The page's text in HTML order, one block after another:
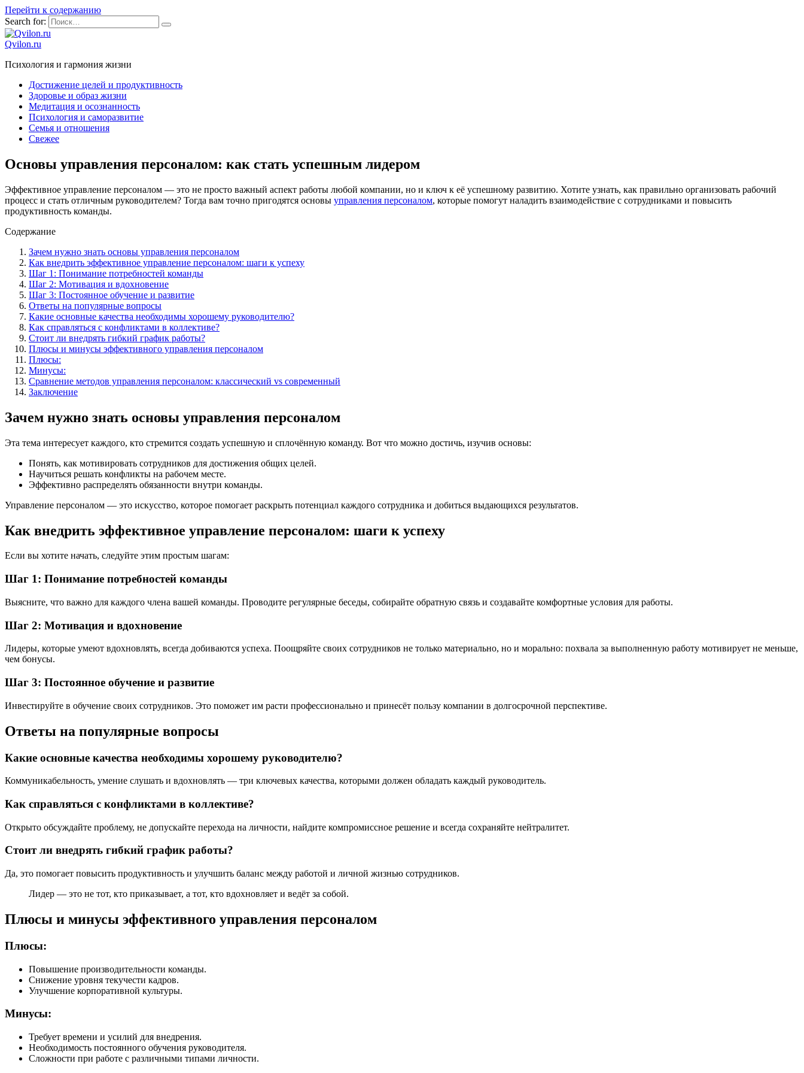
Перейти к содержанию
Search for:
Qvilon.ru
Психология и гармония жизни
Достижение целей и продуктивность
Здоровье и образ жизни
Медитация и осознанность
Психология и саморазвитие
Семья и отношения
Свежее
Основы управления персоналом: как стать успешным лидером
Эффективное управление персоналом — это не просто важный аспект работы любой компании, но и ключ к её успешному развитию. Хотите узнать, как правильно организовать рабочий
процесс и стать отличным руководителем? Тогда вам точно пригодятся основы управления персоналом, которые помогут наладить взаимодействие с сотрудниками и повысить
продуктивность команды.
Содержание
Зачем нужно знать основы управления персоналом
Как внедрить эффективное управление персоналом: шаги к успеху
Шаг 1: Понимание потребностей команды
Шаг 2: Мотивация и вдохновение
Шаг 3: Постоянное обучение и развитие
Ответы на популярные вопросы
Какие основные качества необходимы хорошему руководителю?
Как справляться с конфликтами в коллективе?
Стоит ли внедрять гибкий график работы?
Плюсы и минусы эффективного управления персоналом
Плюсы:
Минусы:
Сравнение методов управления персоналом: классический vs современный
Заключение
Зачем нужно знать основы управления персоналом
Эта тема интересует каждого, кто стремится создать успешную и сплочённую команду. Вот что можно достичь, изучив основы:
Понять, как мотивировать сотрудников для достижения общих целей.
Научиться решать конфликты на рабочем месте.
Эффективно распределять обязанности внутри команды.
Управление персоналом — это искусство, которое помогает раскрыть потенциал каждого сотрудника и добиться выдающихся результатов.
Как внедрить эффективное управление персоналом: шаги к успеху
Если вы хотите начать, следуйте этим простым шагам:
Шаг 1: Понимание потребностей команды
Выясните, что важно для каждого члена вашей команды. Проводите регулярные беседы, собирайте обратную связь и создавайте комфортные условия для работы.
Шаг 2: Мотивация и вдохновение
Лидеры, которые умеют вдохновлять, всегда добиваются успеха. Поощряйте своих сотрудников не только материально, но и морально: похвала за выполненную работу мотивирует не меньше,
чем бонусы.
Шаг 3: Постоянное обучение и развитие
Инвестируйте в обучение своих сотрудников. Это поможет им расти профессионально и принесёт пользу компании в долгосрочной перспективе.
Ответы на популярные вопросы
Какие основные качества необходимы хорошему руководителю?
Коммуникабельность, умение слушать и вдохновлять — три ключевых качества, которыми должен обладать каждый руководитель.
Как справляться с конфликтами в коллективе?
Открыто обсуждайте проблему, не допускайте перехода на личности, найдите компромиссное решение и всегда сохраняйте нейтралитет.
Стоит ли внедрять гибкий график работы?
Да, это помогает повысить продуктивность и улучшить баланс между работой и личной жизнью сотрудников.
Лидер — это не тот, кто приказывает, а тот, кто вдохновляет и ведёт за собой.
Плюсы и минусы эффективного управления персоналом
Плюсы:
Повышение производительности команды.
Снижение уровня текучести кадров.
Улучшение корпоративной культуры.
Минусы:
Требует времени и усилий для внедрения.
Необходимость постоянного обучения руководителя.
Сложности при работе с различными типами личности.